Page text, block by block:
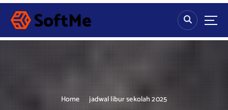
S
p
Home jadwal libur sekolah 2025